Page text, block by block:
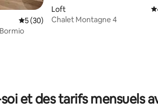
: 5 sur 5
Évaluation moyenne sur la base de 30
5 (30)
Loft
Chalet Montagne 4
et des tarifs mensuels